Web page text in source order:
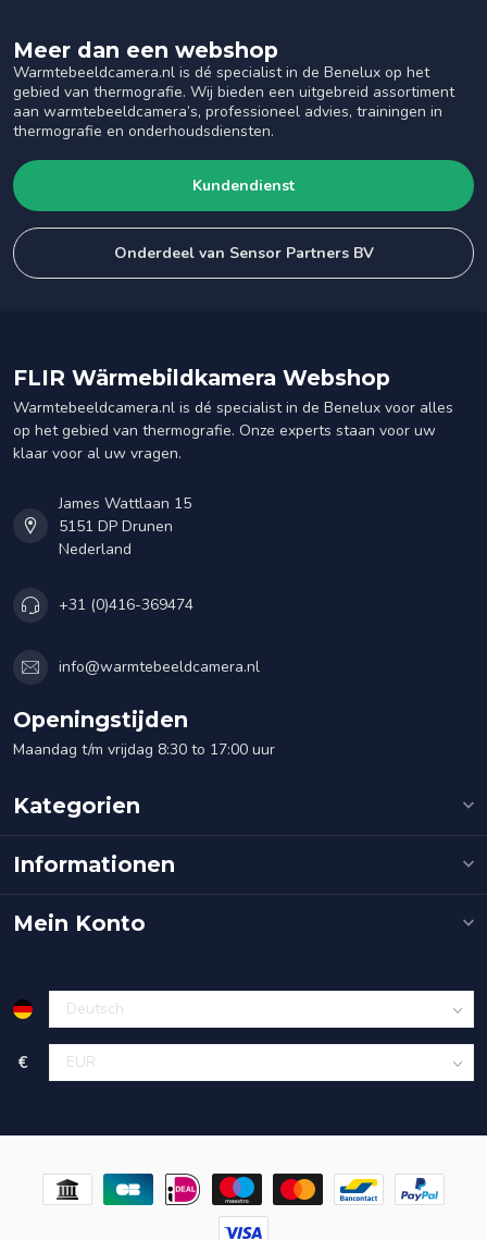
Meer dan een webshop
Warmtebeeldcamera.nl is dé specialist in de Benelux op het
gebied van thermografie. Wij bieden een uitgebreid assortiment
aan warmtebeeldcamera’s, professioneel advies, trainingen in
thermografie en onderhoudsdiensten.
Kundendienst
Onderdeel van Sensor Partners BV
FLIR Wärmebildkamera Webshop
Warmtebeeldcamera.nl is dé specialist in de Benelux voor alles
op het gebied van thermografie. Onze experts staan voor uw
klaar voor al uw vragen.
James Wattlaan 15
5151 DP Drunen
Nederland
+31 (0)416-369474
info@warmtebeeldcamera.nl
Openingstijden
Maandag t/m vrijdag 8:30 to 17:00 uur
Kategorien
Informationen
Mein Konto
€